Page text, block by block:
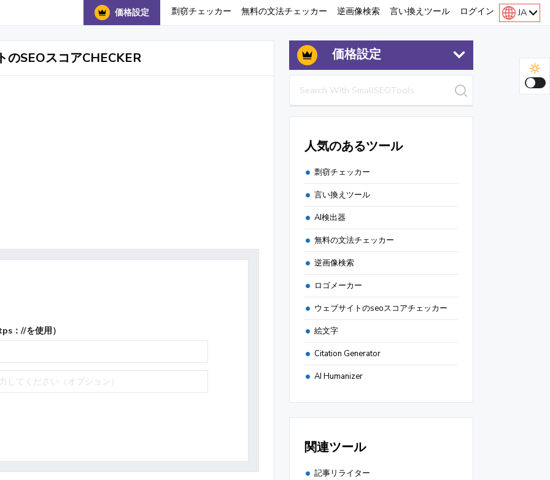
価格設定 剽窃チェッカー 無料の文法チェッカー 逆画像検索 言い換えツール ログイン JA
のSEOスコアCHECKER
：//を使用）
価格設定
人気のあるツール
剽窃チェッカー
言い換えツール
AI検出器
無料の文法チェッカー
逆画像検索
ロゴメーカー
ウェブサイトのseoスコアチェッカー
絵文字
Citation Generator
AI Humanizer
関連ツール
記事リライター